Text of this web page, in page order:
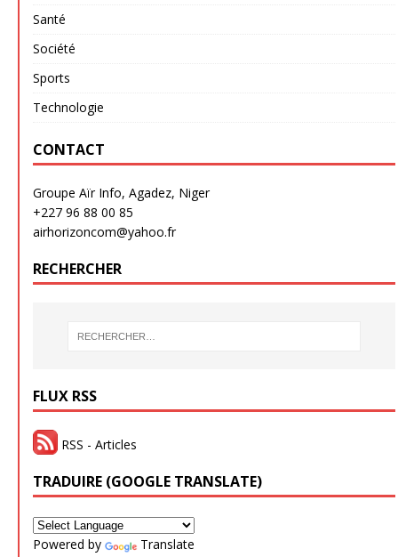
Santé
Société
Sports
Technologie
CONTACT
Groupe Aïr Info, Agadez, Niger
+227 96 88 00 85
airhorizoncom@yahoo.fr
RECHERCHER
FLUX RSS
RSS - Articles
TRADUIRE (GOOGLE TRANSLATE)
Powered by Translate